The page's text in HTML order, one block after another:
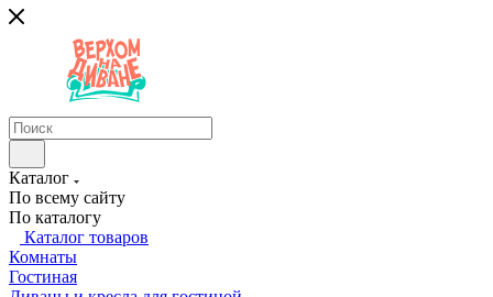
Каталог
По всему сайту
По каталогу
Каталог товаров
Комнаты
Гостиная